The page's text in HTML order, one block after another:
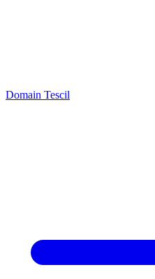
Domain Tescil